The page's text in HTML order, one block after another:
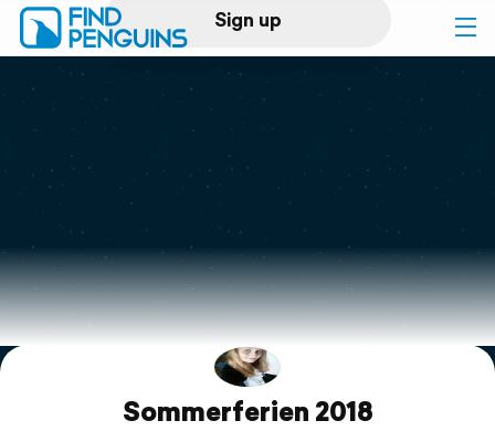
Sign up
Log in
Print a book
Flyover video
Explore
SupportSommerferien 2018